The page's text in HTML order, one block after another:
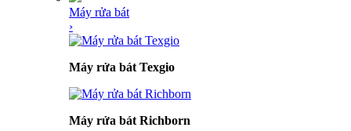
Máy rửa bát
›
Máy rửa bát Texgio
Máy rửa bát Richborn